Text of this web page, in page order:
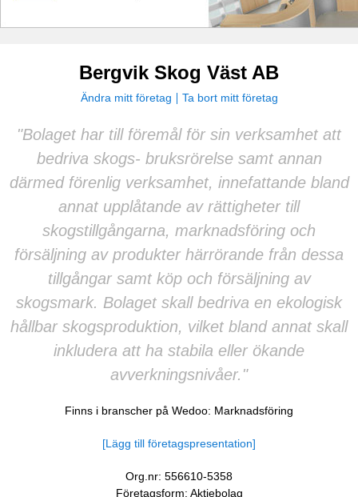
Bergvik Skog Väst AB
Ändra mitt företag Ta bort mitt företag
"Bolaget har till föremål för sin verksamhet att
bedriva skogs- bruksrörelse samt annan
därmed förenlig verksamhet, innefattande bland
annat upplåtande av rättigheter till
skogstillgångarna, marknadsföring och
försäljning av produkter härrörande från dessa
tillgångar samt köp och försäljning av
skogsmark. Bolaget skall bedriva en ekologisk
hållbar skogsproduktion, vilket bland annat skall
inkludera att ha stabila eller ökande
avverkningsnivåer."
Finns i branscher på Wedoo: Marknadsföring
[Lägg till företagspresentation]
Org.nr: 556610-5358
Företagsform: Aktiebolag